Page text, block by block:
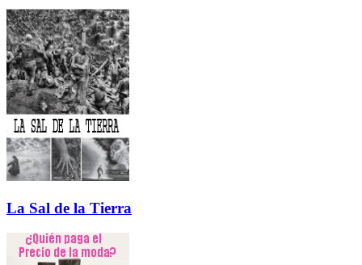
La Sal de la Tierra